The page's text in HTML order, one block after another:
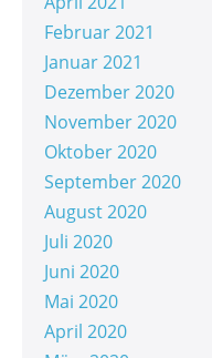
Februar 2021
Januar 2021
Dezember 2020
November 2020
Oktober 2020
September 2020
August 2020
Juli 2020
Juni 2020
Mai 2020
April 2020